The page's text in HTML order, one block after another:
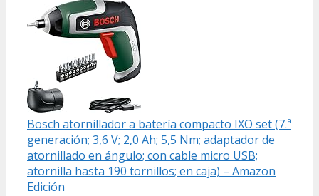
Bosch atornillador a batería compacto IXO set (7.ª
generación; 3,6 V; 2,0 Ah; 5,5 Nm; adaptador de
atornillado en ángulo; con cable micro USB;
atornilla hasta 190 tornillos; en caja) – Amazon
Edición